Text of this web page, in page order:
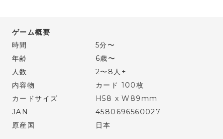
ゲーム概要
時間
5分〜
年齢
6歳〜
人数
2〜8人+
内容物
カード 100枚
カードサイズ
H58 x W89mm
JAN
4580696560027
原産国
日本